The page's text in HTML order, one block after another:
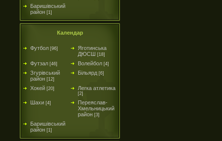
Баришівський
район [1]
Календар
Футбол [96]
Яготинська
ДЮСШ [18]
Футзал [46] Волейбол [4]
Згурівський
район [12]
Більярд [6]
Хокей [20] Легка атлетика
[2]
Шахи [4]
Переяслав-
Хмельницький
район [3]
Баришівський
район [1]